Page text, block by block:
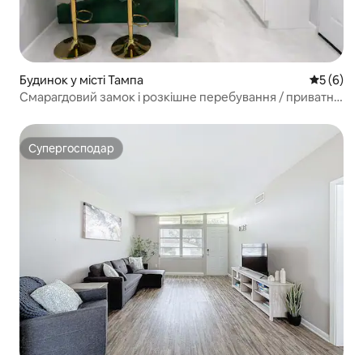
Будинок у місті Тампа Середня
5 (6)
Смарагдовий замок і розкішне перебування / приватне
Супергосподар
Супергосподар